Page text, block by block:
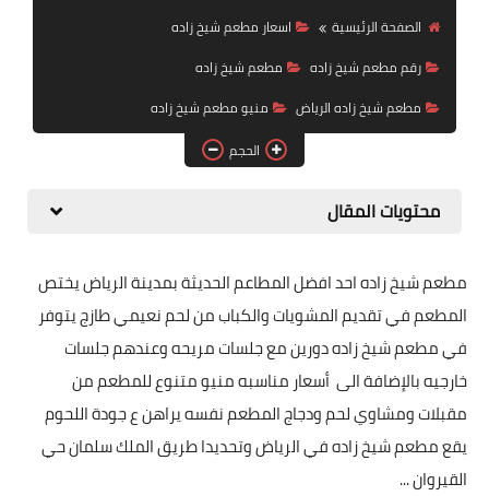
الصفحة الرئيسية
اسعار مطعم شيخ زاده
رقم مطعم شيخ زاده
مطعم شيخ زاده
مطعم شيخ زاده الرياض
منيو مطعم شيخ زاده
الحجم
محتويات المقال
مطعم شيخ زاده احد افضل المطاعم الحديثة بمدينة الرياض يختص
المطعم في تقديم المشويات والكباب من لحم نعيمي طازج يتوفر
في مطعم شيخ زاده دورين مع جلسات مريحه وعندهم جلسات
خارجيه بالإضافة الى أسعار مناسبه منيو متنوع للمطعم من
مقبلات ومشاوي لحم ودجاج المطعم نفسه يراهن ع جودة اللحوم
يقع مطعم شيخ زاده في الرياض وتحديدا طريق الملك سلمان حي
القيروان ...